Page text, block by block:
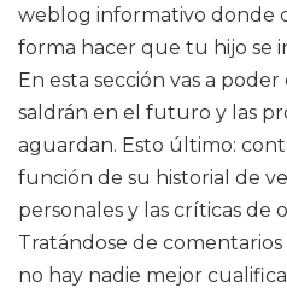
weblog informativo donde
forma hacer que tu hijo se
En esta sección vas a
saldrán en el futuro y las
aguardan. Esto último:
función de su historial de
personales y las críticas de
Tratándose de
no hay nadie mejor